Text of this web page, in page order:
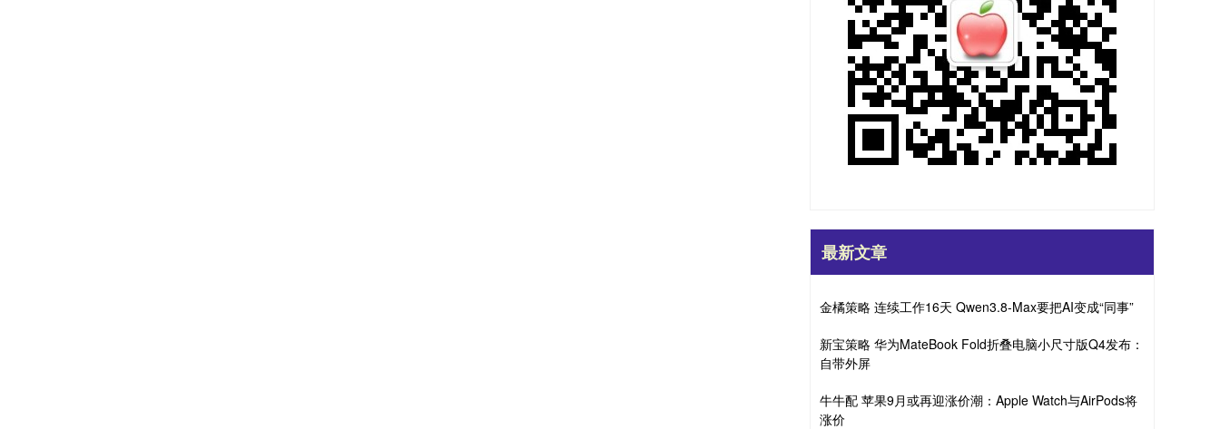
最新文章
金橘策略 连续工作16天 Qwen3.8-Max要把AI变成“同事”
新宝策略 华为MateBook Fold折叠电脑小尺寸版Q4发布：
自带外屏
牛牛配 苹果9月或再迎涨价潮：Apple Watch与AirPods将
涨价